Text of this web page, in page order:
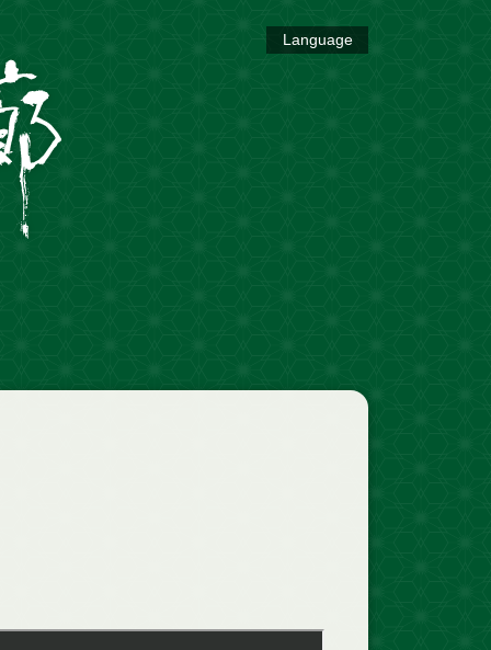
Language